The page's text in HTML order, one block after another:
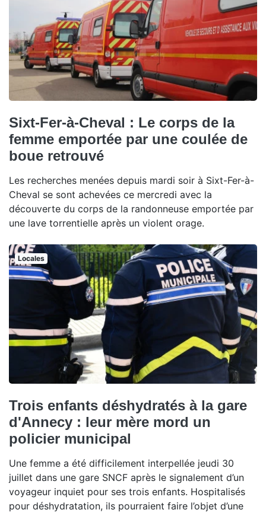
Sixt-Fer-à-Cheval : Le corps de la
femme emportée par une coulée de
boue retrouvé
Les recherches menées depuis mardi soir à Sixt-Fer-à-
Cheval se sont achevées ce mercredi avec la
découverte du corps de la randonneuse emportée par
une lave torrentielle après un violent orage.
Locales
Trois enfants déshydratés à la gare
d'Annecy : leur mère mord un
policier municipal
Une femme a été difficilement interpellée jeudi 30
juillet dans une gare SNCF après le signalement d’un
voyageur inquiet pour ses trois enfants. Hospitalisés
pour déshydratation, ils pourraient faire l’objet d’une